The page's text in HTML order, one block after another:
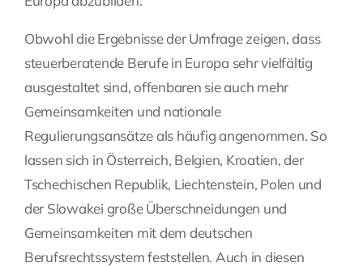
Obwohl die Ergebnisse der Umfrage zeigen, dass
steuerberatende Berufe in Europa sehr vielfältig
ausgestaltet sind, offenbaren sie auch mehr
Gemeinsamkeiten und nationale
Regulierungsansätze als häufig angenommen. So
lassen sich in Österreich, Belgien, Kroatien, der
Tschechischen Republik, Liechtenstein, Polen und
der Slowakei große Überschneidungen und
Gemeinsamkeiten mit dem deutschen
Berufsrechtssystem feststellen. Auch in diesen